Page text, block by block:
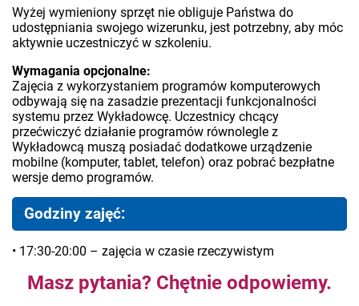
Wyżej wymieniony sprzęt nie obliguje Państwa do
udostępniania swojego wizerunku, jest potrzebny, aby móc
aktywnie uczestniczyć w szkoleniu.
Wymagania opcjonalne:
Zajęcia z wykorzystaniem programów komputerowych
odbywają się na zasadzie prezentacji funkcjonalności
systemu przez Wykładowcę. Uczestnicy chcący
przećwiczyć działanie programów równolegle z
Wykładowcą muszą posiadać dodatkowe urządzenie
mobilne (komputer, tablet, telefon) oraz pobrać bezpłatne
wersje demo programów.
Godziny zajęć:
• 17:30-20:00 – zajęcia w czasie rzeczywistym
Masz pytania? Chętnie odpowiemy.